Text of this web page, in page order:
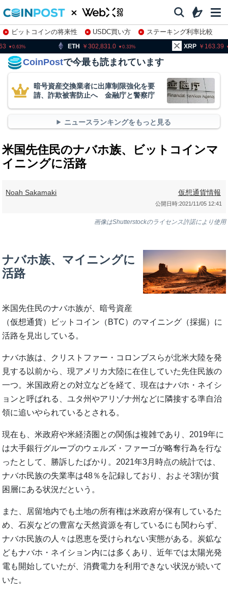
ビットコインの将来性 USDC買い方
ステーキング利率比較
株特集・関連銘柄
302,831.0 XRP 163.39 BNB
CoinPostで今最も読まれています
暗号資産交換業者に出庫制限強化を要
請、詐欺被害防止へ 金融庁と警察庁
ニュースランキングをもっと見る
米国先住民のナバホ族、ビットコインマ
イニングに活路
Noah Sakamaki 仮想通貨情報
公開日時:2021/11/05 12:41
画像はShutterstockのライセンス許諾により使用
ナバホ族、マイニングに
活路
米国先住民のナバホ族が、暗号資産
（仮想通貨）ビットコイン（BTC）のマイニング（採掘）に
活路を見出している。
ナバホ族は、クリストファー・コロンブスらが北米大陸を発
見する以前から、現アメリカ大陸に在住していた先住民族の
一つ。米国政府との対立などを経て、現在はナバホ・ネイシ
ョンと呼ばれる、ユタ州やアリゾナ州などに隣接する準自治
領に追いやられているとされる。
現在も、米政府や米経済圏との関係は複雑であり、2019年に
は大手銀行グループのウェルズ・ファーゴが略奪行為を行な
ったとして、勝訴したばかり。2021年3月時点の統計では、
ナバホ民族の失業率は48％を記録しており、およそ3割が貧
困層にある状況だという。
また、居留地内でも土地の所有権は米政府が保有しているた
め、石炭などの豊富な天然資源を有しているにも関わらず、
ナバホ民族の人々は恩恵を受けられない実態がある。炭鉱な
どもナバホ・ネイション内には多くあり、近年では太陽光発
電も開始していたが、消費電力を利用できない状況が続いて
いた。